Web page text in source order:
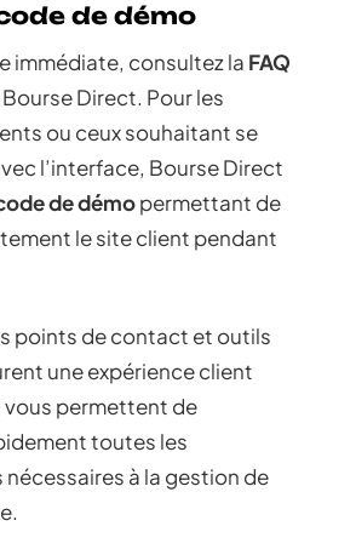
de démo
immédiate, consultez la FAQ
Direct. Pour les
ou ceux souhaitant se
l’interface, Bourse Direct
de démopermettant de
le site client pendant
points de contact et outils
une expérience client
permettent de
toutes les
à la gestion de